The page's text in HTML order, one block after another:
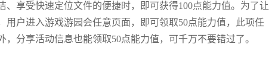
享受快速定位文件的便捷时，即可获得100点能力值。为了让
户进入游戏游园会任意页面，即可领取50点能力值，此项任
分享活动信息也能领取50点能力值，可千万不要错过了。